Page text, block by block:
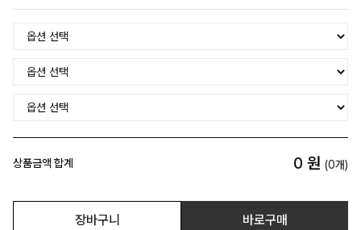
상품금액 합계 0 원 (0개)
장바구니 바로구매